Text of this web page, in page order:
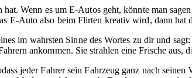
Wenn es um E-Autos geht, könnte man
E-Auto also beim Flirten kreativ wird, dann
im wahrsten Sinne des Wortes zu dir und sagt:
ankommen. Sie strahlen eine Frische aus,
jeder Fahrer sein Fahrzeug ganz nach